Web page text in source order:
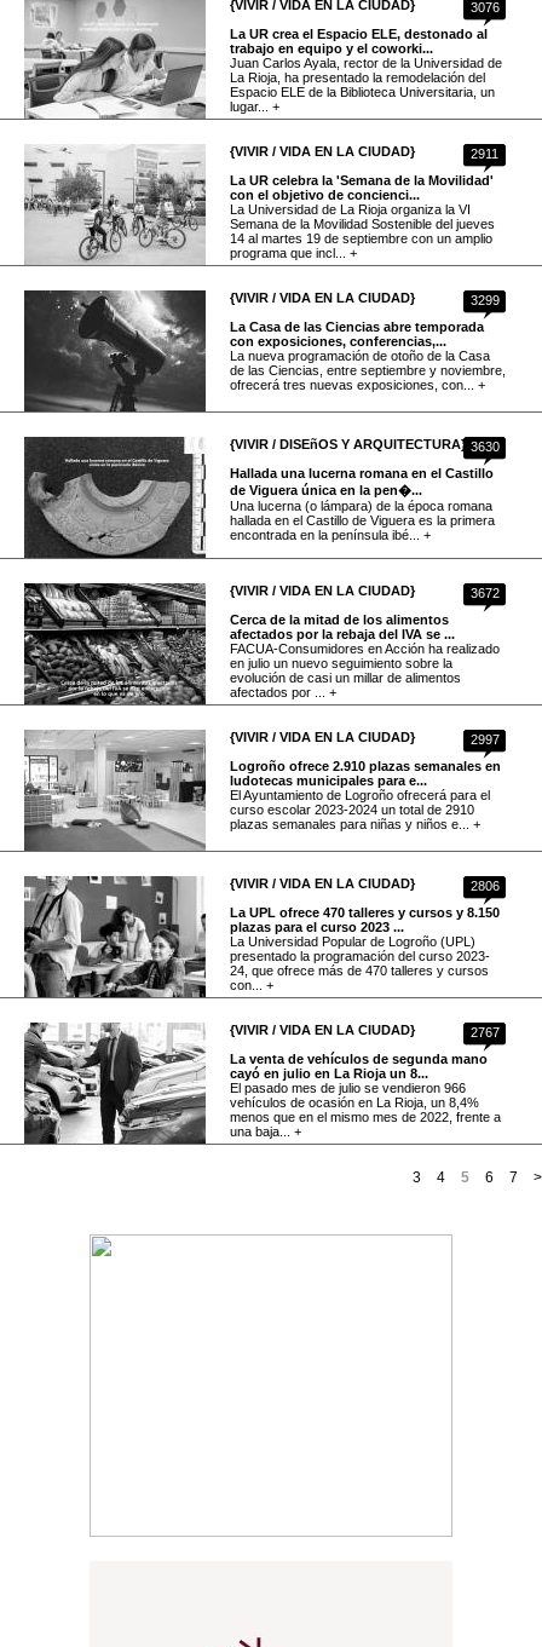
3076
{VIVIR / VIDA EN LA CIUDAD}
La UR crea el Espacio ELE, destonado al
trabajo en equipo y el coworki...
Juan Carlos Ayala, rector de la Universidad de
La Rioja, ha presentado la remodelación del
Espacio ELE de la Biblioteca Universitaria, un
lugar... +
2911
{VIVIR / VIDA EN LA CIUDAD}
La UR celebra la 'Semana de la Movilidad'
con el objetivo de concienci...
La Universidad de La Rioja organiza la VI
Semana de la Movilidad Sostenible del jueves
14 al martes 19 de septiembre con un amplio
programa que incl... +
3299
{VIVIR / VIDA EN LA CIUDAD}
La Casa de las Ciencias abre temporada
con exposiciones, conferencias,...
La nueva programación de otoño de la Casa
de las Ciencias, entre septiembre y noviembre,
ofrecerá tres nuevas exposiciones, con... +
3630
{VIVIR / DISEñOS Y ARQUITECTURA}
Hallada una lucerna romana en el Castillo
de Viguera única en la pen�...
Una lucerna (o lámpara) de la época romana
hallada en el Castillo de Viguera es la primera
encontrada en la península ibé... +
3672
{VIVIR / VIDA EN LA CIUDAD}
Cerca de la mitad de los alimentos
afectados por la rebaja del IVA se ...
FACUA-Consumidores en Acción ha realizado
en julio un nuevo seguimiento sobre la
evolución de casi un millar de alimentos
afectados por ... +
2997
{VIVIR / VIDA EN LA CIUDAD}
Logroño ofrece 2.910 plazas semanales en
ludotecas municipales para e...
El Ayuntamiento de Logroño ofrecerá para el
curso escolar 2023-2024 un total de 2910
plazas semanales para niñas y niños e... +
2806
{VIVIR / VIDA EN LA CIUDAD}
La UPL ofrece 470 talleres y cursos y 8.150
plazas para el curso 2023 ...
La Universidad Popular de Logroño (UPL)
presentado la programación del curso 2023-
24, que ofrece más de 470 talleres y cursos
con... +
2767
{VIVIR / VIDA EN LA CIUDAD}
La venta de vehículos de segunda mano
cayó en julio en La Rioja un 8...
El pasado mes de julio se vendieron 966
vehículos de ocasión en La Rioja, un 8,4%
menos que en el mismo mes de 2022, frente a
una baja... +
>
3 4 5 6 7